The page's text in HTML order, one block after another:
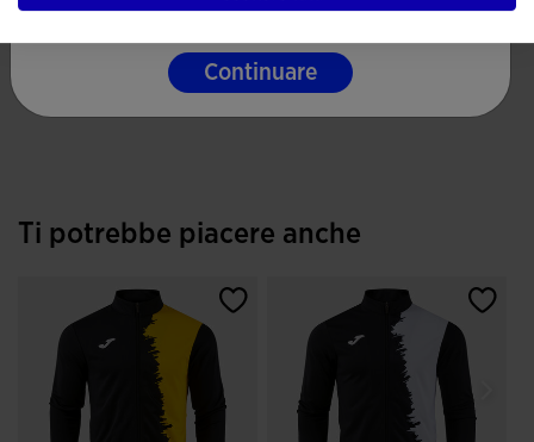
Non utilizzare asciugatrice
Stirare a una temperatura massima di 110 gradi
Non lavare a secco
Ti potrebbe piacere anche
Continuare